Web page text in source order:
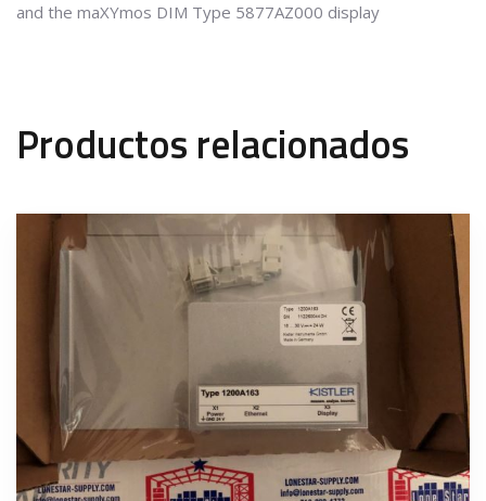
and the maXYmos DIM Type 5877AZ000 display
Productos relacionados